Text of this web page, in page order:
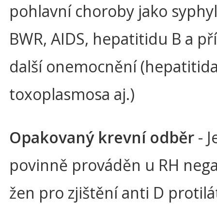
pohlavní choroby jako
BWR, AIDS, hepatitidu B a
další onemocnění
toxoplasmosa aj.)
Opakovaný krevní odběr -
povinně prováděn u RH
žen pro zjištění anti D